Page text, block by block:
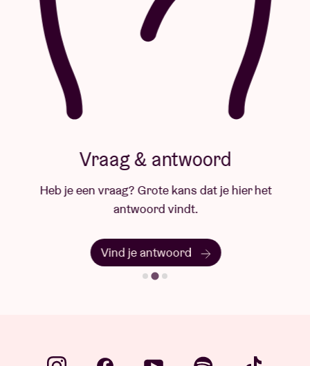
Vraag & antwoord
Heb je een vraag? Grote kans dat je hier het
antwoord vindt.
Vind je antwoord